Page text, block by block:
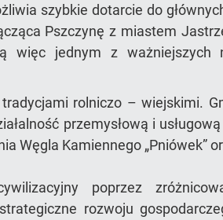
szybkie dotarcie do
Pszczynę z miastem
więc jednym z ważniejszych
rolniczo – wiejskimi.
przemysłową i
Węgla Kamiennego „Pniówek”
poprzez
rozwoju